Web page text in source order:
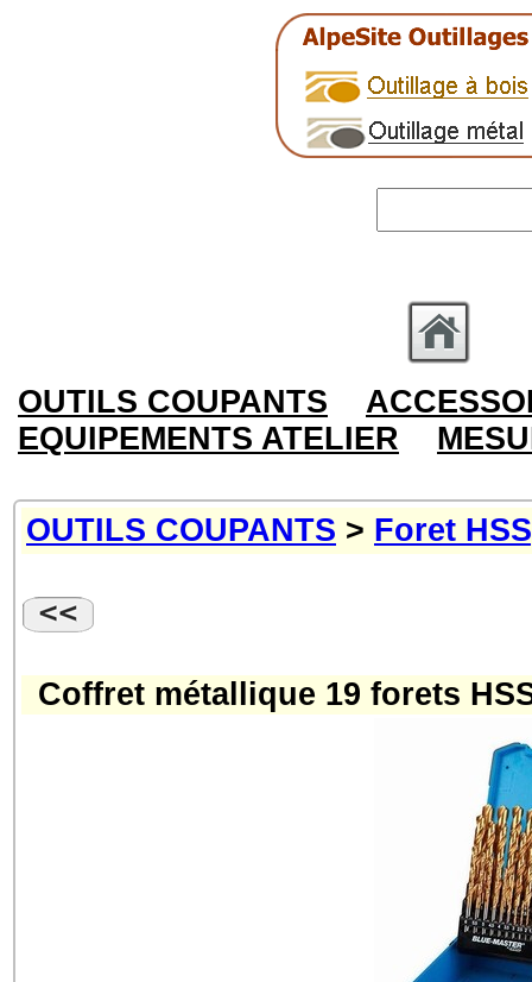
OUTILS COUPANTS
EQUIPEMENTS ATELIER
OUTILS COUPANTS > Foret
Coffret métallique 19 forets